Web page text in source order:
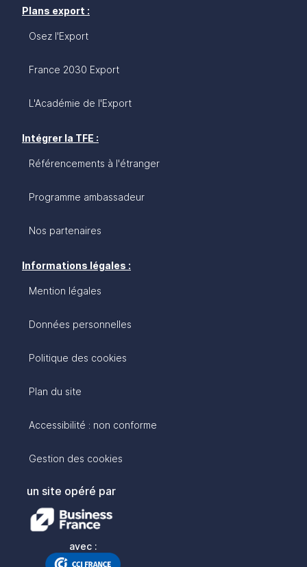
Plans export :
Osez l'Export
France 2030 Export
L'Académie de l'Export
Intégrer la TFE :
Référencements à l'étranger
Programme ambassadeur
Nos partenaires
Informations légales :
Mention légales
Données personnelles
Politique des cookies
Plan du site
Accessibilité : non conforme
Gestion des cookies
un site opéré par
avec :